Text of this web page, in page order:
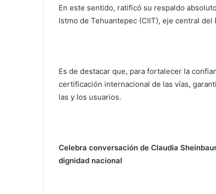
En este sentido, ratificó su respaldo
Istmo de Tehuantepec (CIIT), eje central
Es de destacar que, para fortalecer la
certificación internacional de las vías,
las y los usuarios.
Celebra conversación de Claudia
dignidad nacional